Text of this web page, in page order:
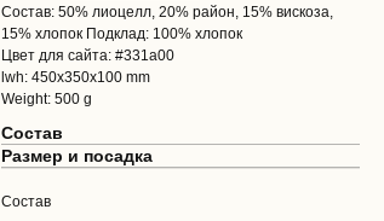
Состав: 50% лиоцелл, 20% район, 15% вискоза,
15% хлопок Подклад: 100% хлопок
Цвет для сайта: #331a00
lwh: 450x350x100 mm
Weight: 500 g
Состав
Размер и посадка
Состав